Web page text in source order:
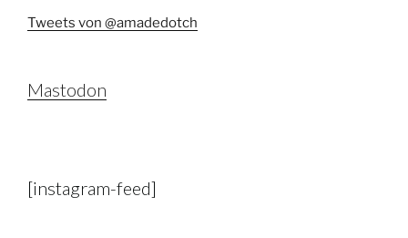
Tweets von @amadedotch
Mastodon
[instagram-feed]